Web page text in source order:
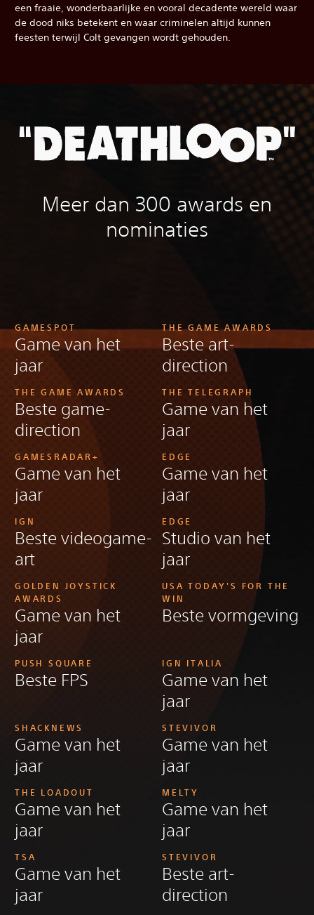
een fraaie, wonderbaarlijke en vooral decadente wereld waar
de dood niks betekent en waar criminelen altijd kunnen
feesten terwijl Colt gevangen wordt gehouden.
Meer dan 300 awards en
nominaties
GAMESPOT
Game van het
jaar
THE GAME AWARDS
Beste art-
direction
THE GAME AWARDS
Beste game-
direction
THE TELEGRAPH
Game van het
jaar
GAMESRADAR+
Game van het
jaar
EDGE
Game van het
jaar
IGN
Beste videogame-
art
EDGE
Studio van het
jaar
GOLDEN JOYSTICK
AWARDS
Game van het
jaar
USA TODAY'S FOR THE
WIN
Beste vormgeving
PUSH SQUARE
Beste FPS
IGN ITALIA
Game van het
jaar
SHACKNEWS
Game van het
jaar
STEVIVOR
Game van het
jaar
THE LOADOUT
Game van het
jaar
MELTY
Game van het
jaar
TSA
Game van het
jaar
STEVIVOR
Beste art-
direction